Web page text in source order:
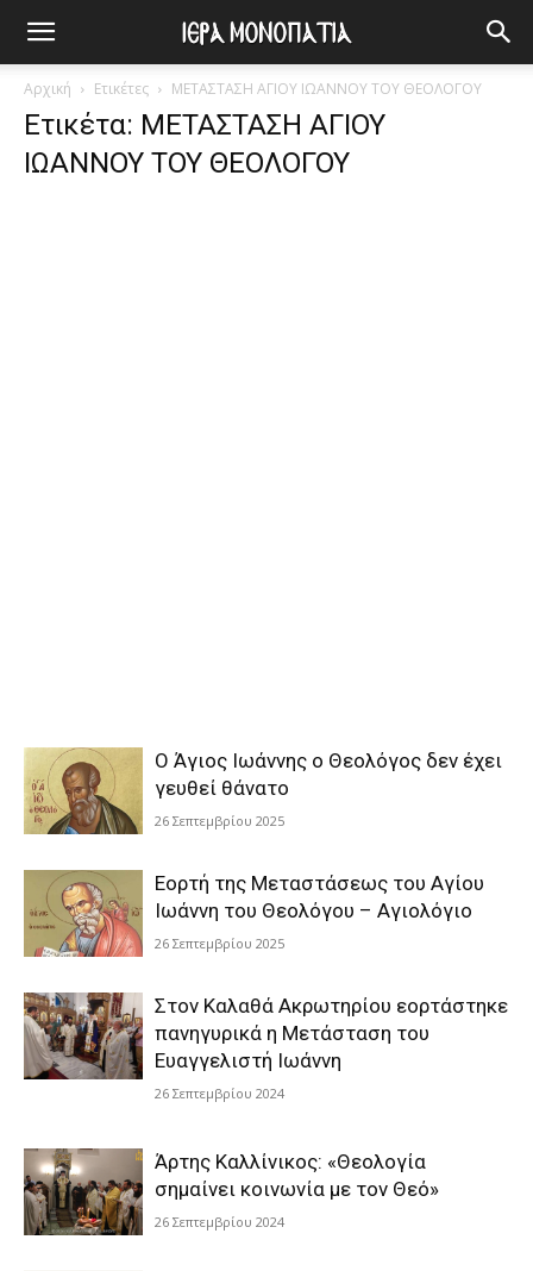
Αρχική Ετικέτες ΜΕΤΑΣΤΑΣΗ ΑΓΙΟΥ ΙΩΑΝΝΟΥ ΤΟΥ ΘΕΟΛΟΓΟΥ
Ετικέτα: ΜΕΤΑΣΤΑΣΗ ΑΓΙΟΥ
ΙΩΑΝΝΟΥ ΤΟΥ ΘΕΟΛΟΓΟΥ
Ο Άγιος Ιωάννης ο Θεολόγος δεν έχει
γευθεί θάνατο
26 Σεπτεμβρίου 2025
Εορτή της Μεταστάσεως του Αγίου
Ιωάννη του Θεολόγου – Αγιολόγιο
26 Σεπτεμβρίου 2025
Στον Καλαθά Ακρωτηρίου εορτάστηκε
πανηγυρικά η Μετάσταση του
Ευαγγελιστή Ιωάννη
26 Σεπτεμβρίου 2024
Άρτης Καλλίνικος: «Θεολογία
σημαίνει κοινωνία με τον Θεό»
26 Σεπτεμβρίου 2024